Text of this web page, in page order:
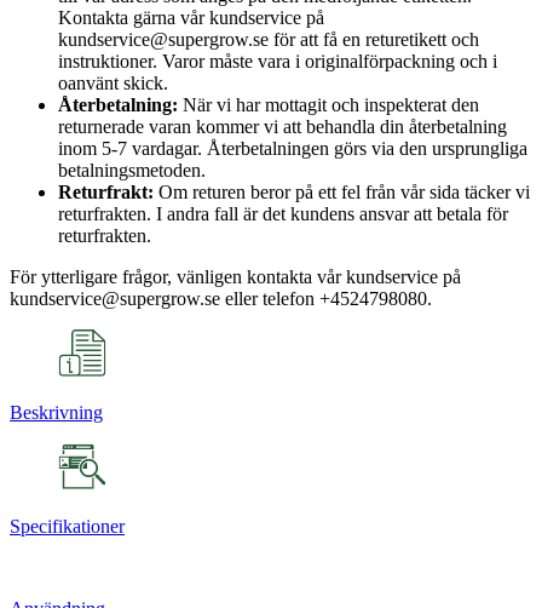
Kontakta gärna vår kundservice på
kundservice@supergrow.se för att få en returetikett och
instruktioner. Varor måste vara i originalförpackning och i
oanvänt skick.
Återbetalning: När vi har mottagit och inspekterat den
returnerade varan kommer vi att behandla din återbetalning
inom 5-7 vardagar. Återbetalningen görs via den ursprungliga
betalningsmetoden.
Returfrakt: Om returen beror på ett fel från vår sida täcker vi
returfrakten. I andra fall är det kundens ansvar att betala för
returfrakten.
För ytterligare frågor, vänligen kontakta vår kundservice på
kundservice@supergrow.se eller telefon +4524798080.
Beskrivning
Specifikationer